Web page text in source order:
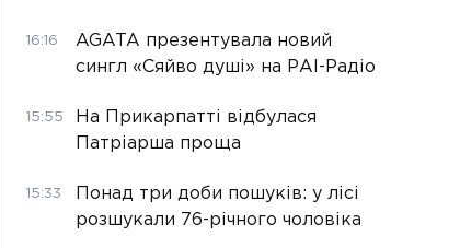
16:16
AGATA презентувала новий
сингл «Сяйво душі» на РАІ-Радіо
15:55
На Прикарпатті відбулася
Патріарша проща
15:33
Понад три доби пошуків: у лісі
розшукали 76-річного чоловіка